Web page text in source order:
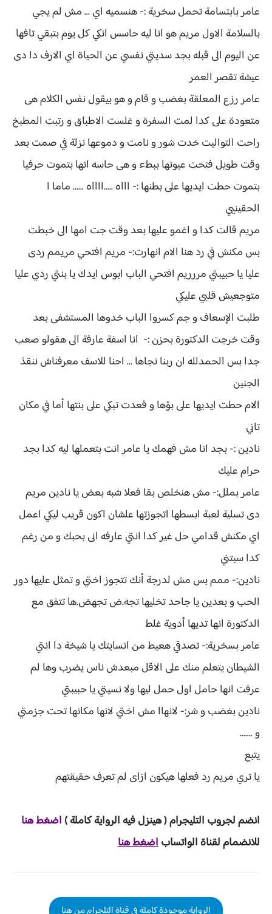
عامر بابتسامة تحمل سخرية :- هنسميه اي ... مش لم يجي
بالسلامة الاول مريم هو انا ليه حاسس انكي كل يوم بتبقي تافها
عن اليوم الى قبله بجد سديتي نفسي عن الحياة اي الارف دا دى
عيشة تقصر العمر
عامر رزع المعلقة بغضب و قام و هو بيقول نفس الكلام هى
متعودة على كدا لمت السفرة و غلست الاطباق و رتبت المطبخ
راحت التواليت خدت شور و نامت و دموعها نزلة في صمت بعد
وقت طويل فتحت عيونها ببطء و هى حاسه انها بتموت حرفيا
بتموت حطت ايديها على بطنها :- اااه .....ااااه ...... ماما ا
الحقينيي
مريم قالت كدا و اغمو عليها بعد وقت جت امها الى خبطت
بس مكنش في رد هنا الام انهارت:- مريم افتحي مريمم ردى
عليا يا حبيبتي مررريم افتحي الباب ابوس ايدك يا بنتي ردي عليا
متوجعيش قلبي عليكي
طلبت الإسعاف و جم كسروا الباب خدوها المستشفى بعد
وقت خرجت الدكتورة بحزن :- انا اسفة عارفة الى هقولو صعب
جدا بس الحمدلله ان ربنا نجاها ... احنا للاسف معرفناش ننقذ
الجنين
الام حطت ايديها على بؤها و قعدت تبكي على بنتها أما في مكان
تاني
نادين :- بجد انا مش فهمك يا عامر انت بتعملها ليه كدا بجد
حرام عليك
عامر بملل:- مش هنخلص بقا فعلا شبه بعض يا نادين مريم
دى تسلية لعبة ابسطها اتجوزتها علشان اكون قريب ليكي اعمل
اي مكنش قدامي حل غير كدا انتي عارفه انى بحبك و من رغم
كدا سبتني
نادين:- ممم بس مش لدرجة أنك تتجوز اختي و تمثل عليها دور
الحب و بعدين يا جاحد تخليها تجه.ض تجهض.ها تتفق مع
الدكتورة انها تديها أدوية غلط
عامر بسخرية:- تصدقي هعيط من انسايتك يا شيخة دا انتي
الشيطان يتعلم منك على الاقل مبعدش ناس يضرب وها لم
عرفت انها حامل اول حمل ليها ولا نسيتي يا حبيبتي
نادين بغضب و شر:- لانهاا مش اختي لانها مكانها تحت جزمتي
و .......
يتبع
يا تري مريم رد فعلها هيكون ازاى لم تعرف حقيقتهم
انضم لجروب التليجرام ( هينزل فيه الرواية كاملة ) اضغط هنا
للانضمام لقناة الواتساباضغط هنا
الرواية موجودة كاملة في قناة التلجرام من هنا